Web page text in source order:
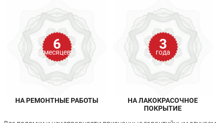
6
месяцев
НА РЕМОНТНЫЕ РАБОТЫ
3
года
НА ЛАКОКРАСОЧНОЕ
ПОКРЫТИЕ